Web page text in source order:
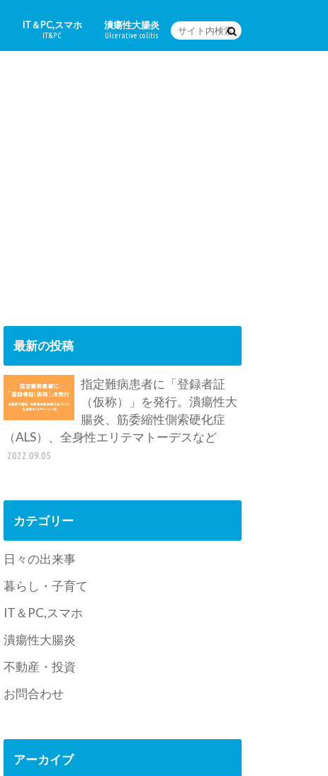
IT＆PC,スマホ
IT&PC
潰瘍性大腸炎
Ulcerative colitis
最新の投稿
指定難病患者に「登録者証
（仮称）」を発行。潰瘍性大
腸炎、筋委縮性側索硬化症
（ALS）、全身性エリテマトーデスなど
2022.09.05
カテゴリー
日々の出来事
暮らし・子育て
IT＆PC,スマホ
潰瘍性大腸炎
不動産・投資
お問合わせ
アーカイブ